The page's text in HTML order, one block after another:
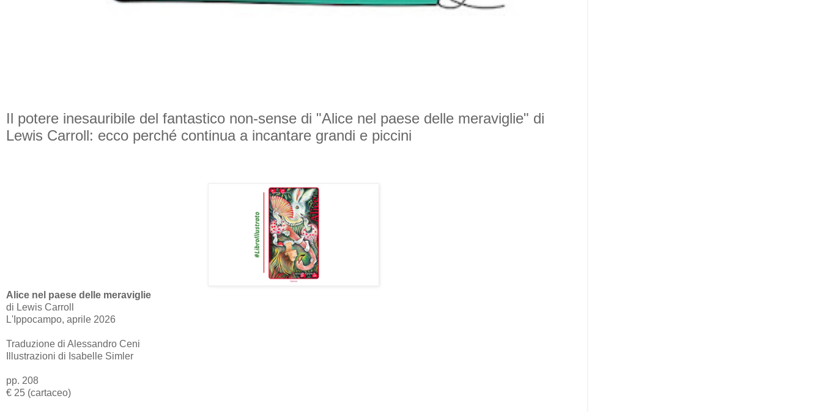
Il potere inesauribile del fantastico non-sense di "Alice nel paese delle meraviglie" di
Lewis Carroll: ecco perché continua a incantare grandi e piccini
Alice nel paese delle meraviglie
di Lewis Carroll
L'Ippocampo, aprile 2026
Traduzione di Alessandro Ceni
Illustrazioni di Isabelle Simler
pp. 208
€ 25 (cartaceo)